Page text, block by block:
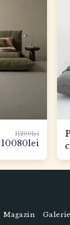
11200lei
10080lei
Magazin